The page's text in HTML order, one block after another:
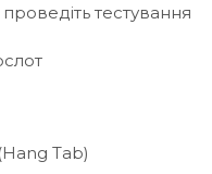
тестування